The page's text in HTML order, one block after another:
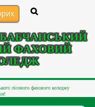
ФАХОВИЙ
лісового фахового коледжу